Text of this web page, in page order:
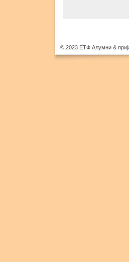
© 2023 ЕТФ Алумни &